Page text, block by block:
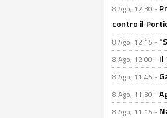
8 Ago, 12:30 -
contro il
8 Ago, 12:15 -
8 Ago, 12:00 - Il
8 Ago, 11:45 -
8 Ago, 11:30 -
8 Ago, 11:15 -